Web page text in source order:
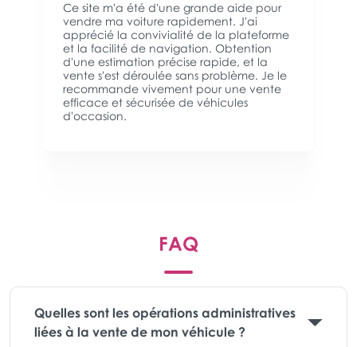
Ce site m'a été d'une grande aide pour
vendre ma voiture rapidement. J'ai
apprécié la convivialité de la plateforme
et la facilité de navigation. Obtention
d'une estimation précise rapide, et la
vente s'est déroulée sans problème. Je le
recommande vivement pour une vente
efficace et sécurisée de véhicules
d'occasion.
FAQ
Quelles sont les opérations administratives
liées à la vente de mon véhicule ?